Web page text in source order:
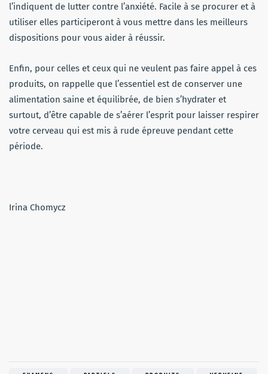
l’indiquent de lutter contre l’anxiété. Facile à se procurer et à
utiliser elles participeront à vous mettre dans les meilleurs
dispositions pour vous aider à réussir.
Enfin, pour celles et ceux qui ne veulent pas faire appel à ces
produits, on rappelle que l’essentiel est de conserver une
alimentation saine et équilibrée, de bien s’hydrater et
surtout, d’être capable de s’aérer l’esprit pour laisser respirer
votre cerveau qui est mis à rude épreuve pendant cette
période.
Irina Chomycz